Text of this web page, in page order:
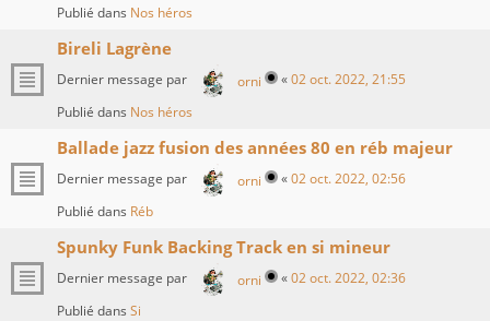
Publié dans Nos héros
Bireli Lagrène
Dernier message par orni «02 oct. 2022, 21:55
Publié dans Nos héros
Ballade jazz fusion des années 80 en réb majeur
Dernier message par orni «02 oct. 2022, 02:56
Publié dans Réb
Spunky Funk Backing Track en si mineur
Dernier message par orni «02 oct. 2022, 02:36
Publié dans Si